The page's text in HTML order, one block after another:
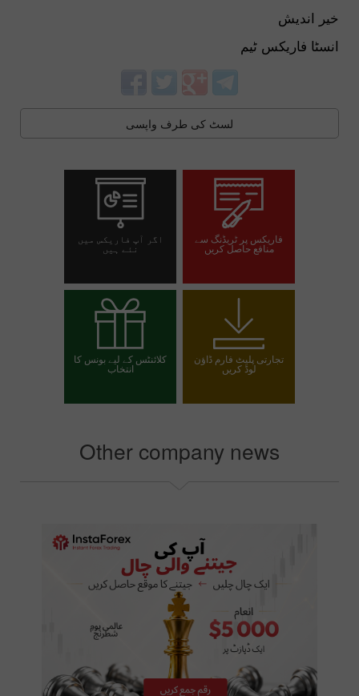
خیر اندیش
انسٹا فاریکس ٹیم
لسٹ کی طرف واپسی
فاریکس پر ٹریڈنگ سے
منافع حاصل کریں
اگر آپ فاریکس میں
نئے ہیں
ڈیمو اکاؤنٹ کھولیں
تجارتی پلیٹ فارم ڈاؤن
لوڈ کریں
کلائنٹس کے لیے بونس کا
انتخاب
Other company news